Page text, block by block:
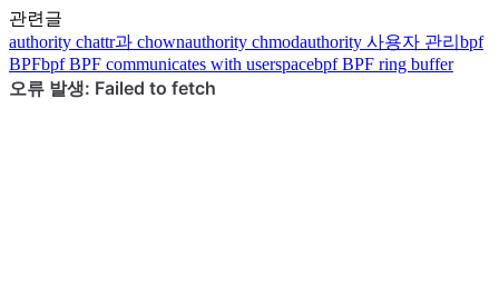
관련글
authority chattr과 chownauthority chmodauthority 사용자 관리 bpf
BPFbpfBPF communicates with userspacebpfBPF ring buffer